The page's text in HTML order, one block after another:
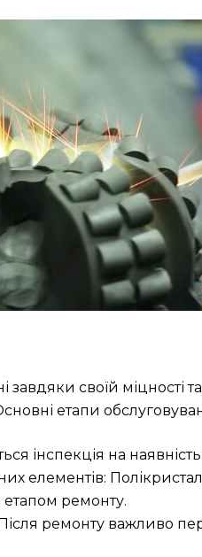
завдяки своїй міцності
етапи
інспекція на
елементів:
етапом ремонту.
Після ремонту важливо